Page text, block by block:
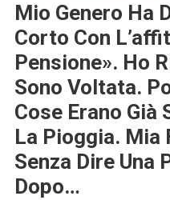
Mio Genero Ha
Corto Con
Pensione». Ho
Sono Voltata.
Cose Erano
La Pioggia. Mia
Senza Dire Una
Dopo…